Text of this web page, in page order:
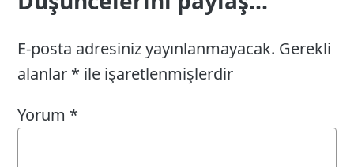
E-posta adresiniz yayınlanmayacak. Gerekli
alanlar * ile işaretlenmişlerdir
Yorum *